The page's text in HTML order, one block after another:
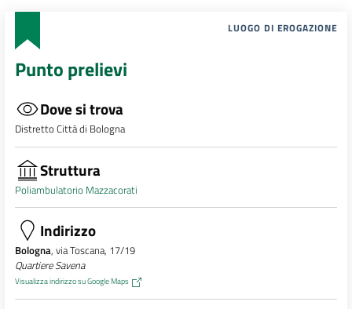
LUOGO DI EROGAZIONE
Punto prelievi
Dove si trova
Distretto Città di Bologna
Struttura
Poliambulatorio Mazzacorati
Indirizzo
Bologna, via Toscana, 17/19
Quartiere Savena
Visualizza indirizzo su Google Maps